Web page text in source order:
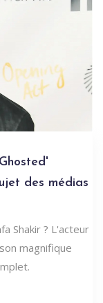
des médias
Shakir ? L'acteur
magnifique